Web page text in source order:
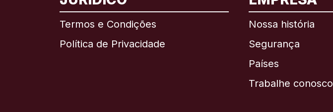
Termos e Condições
Política de Privacidade
Nossa história
Segurança
Países
Trabalhe conosco
Internacional English